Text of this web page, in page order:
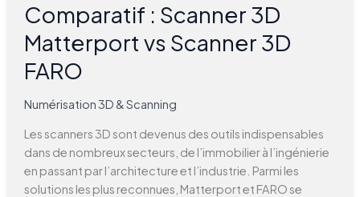
Comparatif : Scanner 3D
Matterport vs Scanner 3D
FARO
Numérisation 3D & Scanning
Les scanners 3D sont devenus des outils indispensables
dans de nombreux secteurs, de l’immobilier à l’ingénierie
en passant par l’architecture et l’industrie. Parmi les
solutions les plus reconnues, Matterport et FARO se